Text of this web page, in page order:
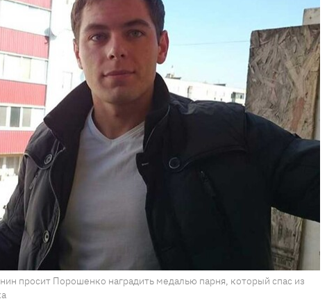
просит Порошенко наградить медалью парня, который спас из